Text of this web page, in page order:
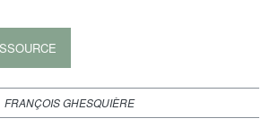
FRANÇOIS GHESQUIÈRE